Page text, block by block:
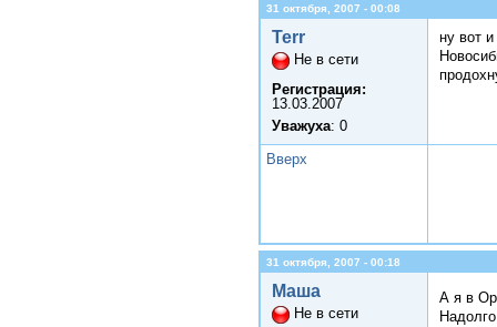
31 октября, 2007 - 00:08
Terr
Не в сети
Регистрация:
13.03.2007
Уважуха: 0
ну вот
Вверх
31 октября, 2007 - 00:18
Маша
Не в сети
А я в